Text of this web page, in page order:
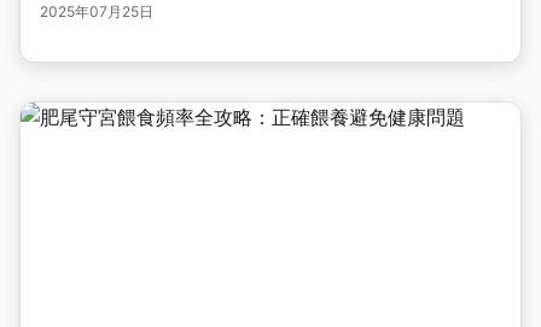
2025年07月25日